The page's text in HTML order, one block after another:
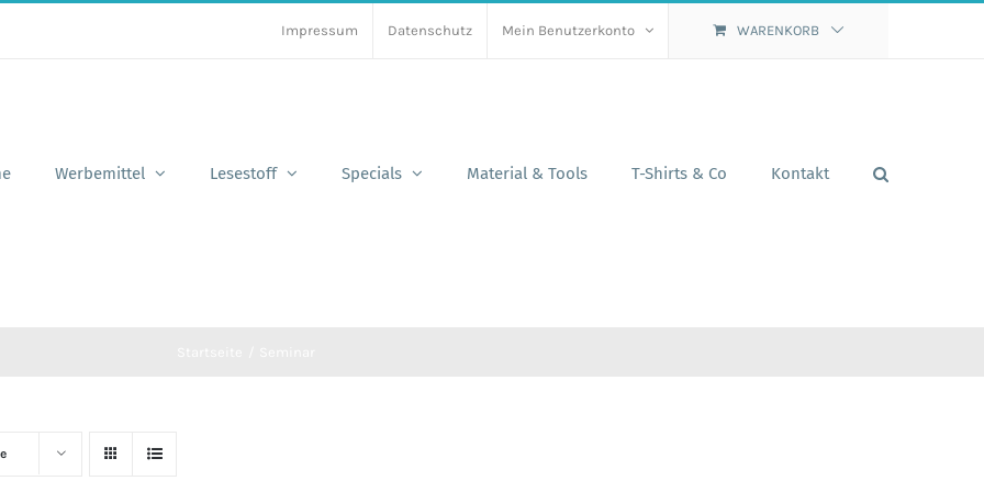
Impressum Datenschutz Mein Benutzerkonto WARENKORB
Werbemittel Lesestoff Specials Material & Tools T-Shirts & Co Kontakt